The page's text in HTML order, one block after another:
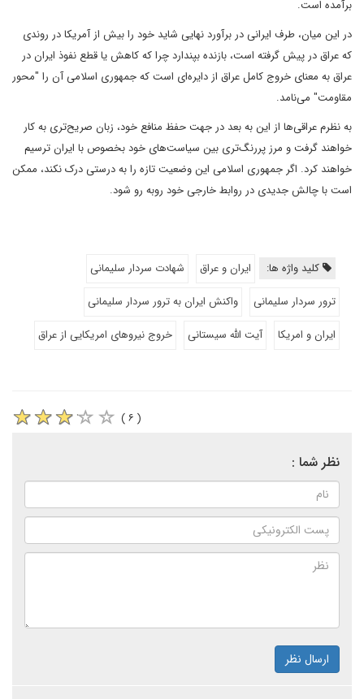
برآمده است.
در این میان، طرف ایرانی در برآورد نهایی شاید خود را بیش از آمریکا در روندی
که عراق در پیش گرفته است، بازنده بپندارد چرا که کاهش یا قطع نفوذ ایران در
عراق به معنای خروج کامل عراق از دایره‌ای است که جمهوری اسلامی آن را "محور
مقاومت" می‌نامد.
به نظرم عراقی‌ها از این به بعد در جهت حفظ منافع خود، زبان صریح‌تری به کار
خواهند گرفت و مرز پررنگ‌تری بین سیاست‌های خود بخصوص با ایران ترسیم
خواهند کرد. اگر جمهوری اسلامی این وضعیت تازه را به درستی درک نکند، ممکن
است با چالش جدیدی در روابط خارجی خود روبه رو شود.
کلید واژه ها: ایران و عراق
شهادت سردار سلیمانی
ترور سردار سلیمانی
واکنش ایران به ترور سردار سلیمانی
ایران و امریکا
آیت الله سیستانی خروج نیروهای امریکایی از عراق
( ۶ )
نظر شما :
ارسال نظر